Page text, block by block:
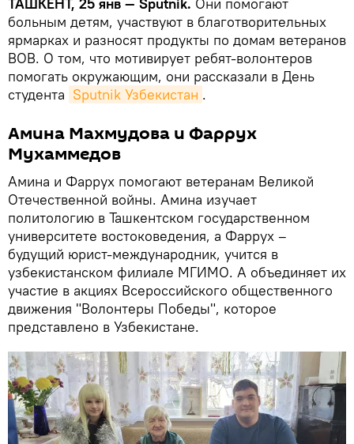
больным детям, участвуют в благотворительных
ярмарках и разносят продукты по домам ветеранов
ВОВ. О том, что мотивирует ребят-волонтеров
помогать окружающим, они рассказали в День
студента Sputnik Узбекистан .
Амина Махмудова и Фаррух
Мухаммедов
Амина и Фаррух помогают ветеранам Великой
Отечественной войны. Амина изучает
политологию в Ташкентском государственном
университете востоковедения, а Фаррух –
будущий юрист-международник, учится в
узбекистанском филиале МГИМО. А объединяет их
участие в акциях Всероссийского общественного
движения "Волонтеры Победы", которое
представлено в Узбекистане.